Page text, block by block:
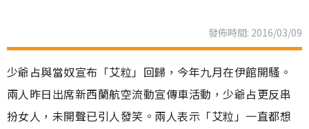
發佈時間: 2016/03/09
少爺占與當奴宣布「艾粒」回歸，今年九月在伊館開騷。
兩人昨日出席新西蘭航空流動宣傳車活動，少爺占更反串
扮女人，未開聲已引人發笑。兩人表示「艾粒」一直都想